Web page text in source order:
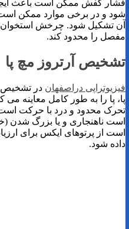
فشار کفش ممکن است باعث
شود و در برخی موارد ممکن
آن تشکیل شود. چرخش
مفصل را محدود کند.
تشخیص آرتروز مچ پا
فیزیوتراپی دراصفهان در تشخیص
پا، پا را به طور کامل معاینه می
تحرک محدود و درد با حرکت
است ناهنجاری و یا بزرگ شدن
است از پرتوهای ایکس برای
داده شود.